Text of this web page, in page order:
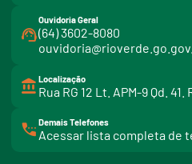
Ouvidoria Geral
(64) 3602-8080
Localização
Rua RG 12 Lt. APM-9 Qd.
Demais Telefones
Acessar lista completa de
i